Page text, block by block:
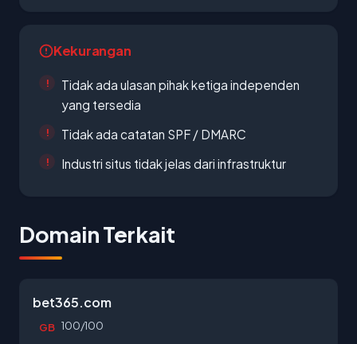
Kekurangan
Tidak ada ulasan pihak ketiga independen
yang tersedia
Tidak ada catatan SPF / DMARC
Industri situs tidak jelas dari infrastruktur
Domain Terkait
bet365.com
GB 100/100